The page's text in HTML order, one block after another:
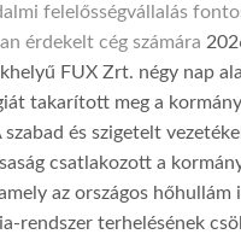
felelősségvállalás
érdekelt cég számára
FUX Zrt. négy nap
takarított meg a
és szigetelt
csatlakozott a
az országos hőhullám
rendszer terhelésének